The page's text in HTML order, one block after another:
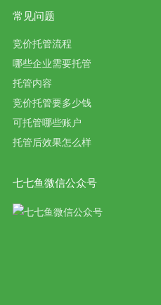
常见问题
竞价托管流程
哪些企业需要托管
托管内容
竞价托管要多少钱
可托管哪些账户
托管后效果怎么样
七七鱼微信公众号